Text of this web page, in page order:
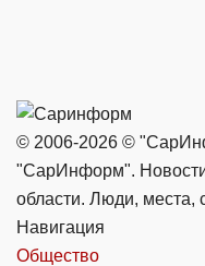
© 2006-2026 ©
"СарИнформ".
области. Люди, места,
Навигация
Общество